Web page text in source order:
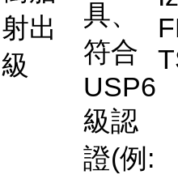
射出
級
具、
符合
USP6
級認
證(例: